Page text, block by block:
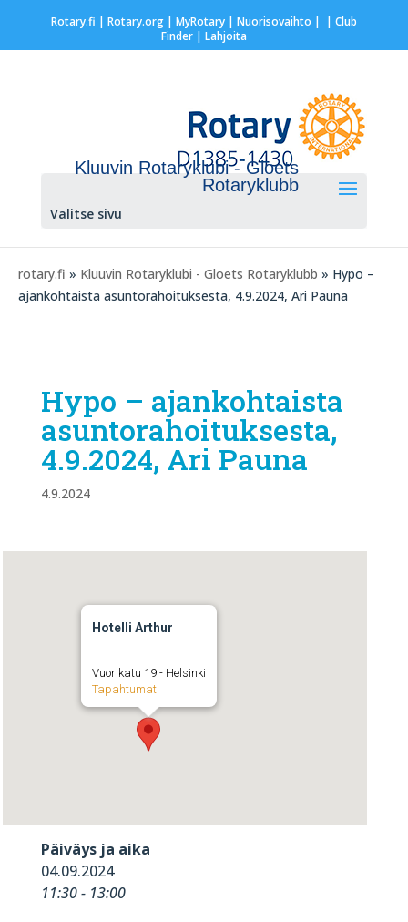
Rotary.fi | Rotary.org| MyRotary | Nuorisovaihto | | Club
Finder| Lahjoita
Kluuvin Rotaryklubi - Gloets
Rotaryklubb
Valitse sivu
rotary.fi » Kluuvin Rotaryklubi - Gloets Rotaryklubb » Hypo –
ajankohtaista asuntorahoituksesta, 4.9.2024, Ari Pauna
Hypo – ajankohtaista
asuntorahoituksesta,
4.9.2024, Ari Pauna
4.9.2024
Hotelli Arthur
Vuorikatu 19 - Helsinki
Tapahtumat
Päiväys ja aika
04.09.2024
11:30 - 13:00